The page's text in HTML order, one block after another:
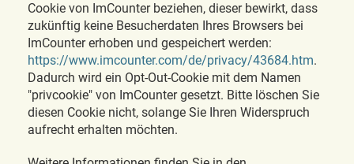
Cookie von ImCounter beziehen, dieser bewirkt, dass
zukünftig keine Besucherdaten Ihres Browsers bei
ImCounter erhoben und gespeichert werden:
https://www.imcounter.com/de/privacy/43684.htm.
Dadurch wird ein Opt-Out-Cookie mit dem Namen
"privcookie" von ImCounter gesetzt. Bitte löschen Sie
diesen Cookie nicht, solange Sie Ihren Widerspruch
aufrecht erhalten möchten.